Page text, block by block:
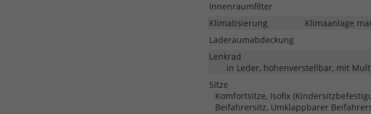
Innenraumfilter
Klimatisierung
Klimaanlage
Laderaumabdeckung
Lenkrad
in Leder, höhenverstellbar, mit
Sitze
Komfortsitze, Isofix
Beifahrersitz, Umklappbarer